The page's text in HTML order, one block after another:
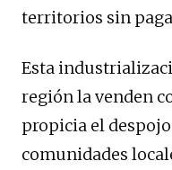
territorios sin
Esta
región la venden
propicia el
comunidades